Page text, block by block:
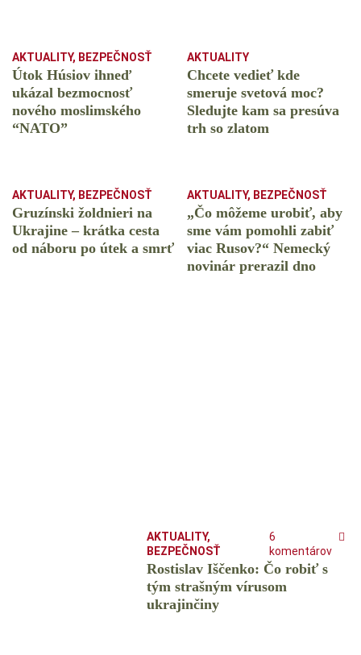
AKTUALITY, BEZPEČNOSŤ
Útok Húsiov ihneď
ukázal bezmocnosť
nového moslimského
“NATO”
AKTUALITY
Chcete vedieť kde
smeruje svetová moc?
Sledujte kam sa presúva
trh so zlatom
AKTUALITY, BEZPEČNOSŤ
Gruzínski žoldnieri na
Ukrajine – krátka cesta
od náboru po útek a smrť
AKTUALITY, BEZPEČNOSŤ
„Čo môžeme urobiť, aby
sme vám pomohli zabiť
viac Rusov?“ Nemecký
novinár prerazil dno
AKTUALITY,
BEZPEČNOSŤ
6
komentárov
Rostislav Iščenko: Čo robiť s
tým strašným vírusom
ukrajinčiny